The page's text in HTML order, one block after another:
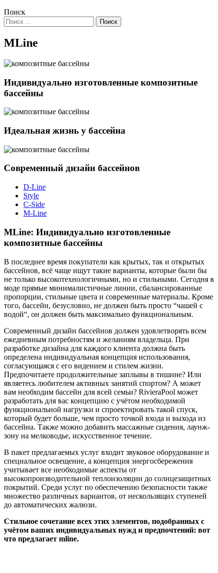
Поиск
MLine
Индивидуально изготовленные композитные
бассейны
Идеальная жизнь у бассейна
Современный дизайн бассейнов
D-Line
Style
C-Side
M-Line
MLine: Индивидуально изготовленные
композитные бассейны
В последнее время покупатели как крытых, так и открытых
бассейнов, всё чаще ищут такие варианты, которые были бы
не только высокотехнологичными, но и стильными. Сегодня в
моде прямые минималистичные линии, сбалансированные
пропорции, стильные цвета и современные материалы. Кроме
того, бассейн, безусловно, не должен быть просто “чашей с
водой“, он должен быть максимально функциональным.
Современный дизайн бассейнов должен удовлетворять всем
ежедневным потребностям и желаниям владельца. При
разработке дизайна для каждого клиента должна быть
определена индивидуальная концепция использования,
согласующаяся с его видением и стилем жизни.
Предпочитаете продолжительные заплывы в тишине? Или
являетесь любителем активных занятий спортом? А может
вам необходим бассейн для всей семьи? RivieraPool может
разработать для вас концепцию с учётом необходимой
функциональной нагрузки и спроектировать такой спуск,
который будет больше, чем просто точкой входа и выхода из
бассейна. Также можно добавить массажные сидения, лаунж-
зону на мелководье, искусственное течение.
В пакет предлагаемых услуг входит звуковое оборудование и
специальное освещение, а концепция энергосбережения
учитывает все необходимые аспекты от
высокопроизводительной теплоизоляции до солнцезащитных
покрытий. Среди услуг по обеспечению безопасности также
множество различных вариантов, от нескользящих ступеней
до автоматических жалюзи.
Стильное сочетание всех этих элементов, подобранных с
учётом ваших индивидуальных нужд и предпочтений: вот
что предлагает mline.